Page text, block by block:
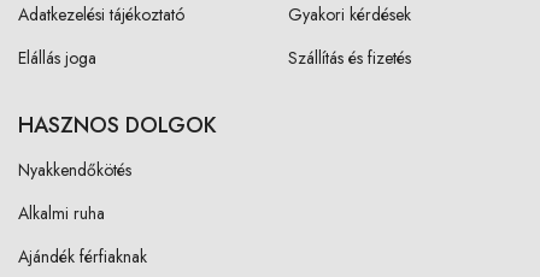
Adatkezelési tájékoztató
Elállás joga
Gyakori kérdések
Szállítás és fizetés
HASZNOS DOLGOK
Nyakkendőkötés
Alkalmi ruha
Ajándék férfiaknak